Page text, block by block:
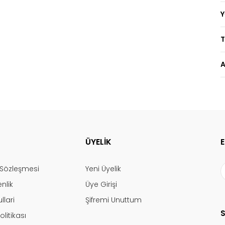
ÜYELİK
Yeni Üyelik
Üye Girişi
Şifremi Unuttum